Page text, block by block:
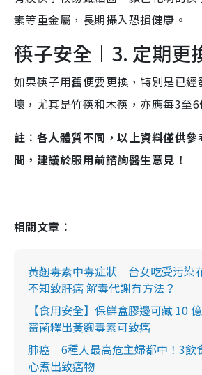
素等重金屬，長期攝入恐損健康。
筷子安全︱3. 定期更
如果筷子用舊便要更換，特別是已經
壞，尤其是竹筷和木筷，亦應每3至6
註︰各人體質不同，以上資料僅供
問，建議於服用前諮詢醫生意見！
相關文章︰
黃麴毒素中毒症狀︱台女吃受污染
不知致肝癌 解毒代謝有方法？
【食用安全】保鮮盒膠邊可藏 10
霉菌釋出黃麴毒素可致癌
肺癌｜6種人最高危主婦都中！3飲
心煮出致癌物